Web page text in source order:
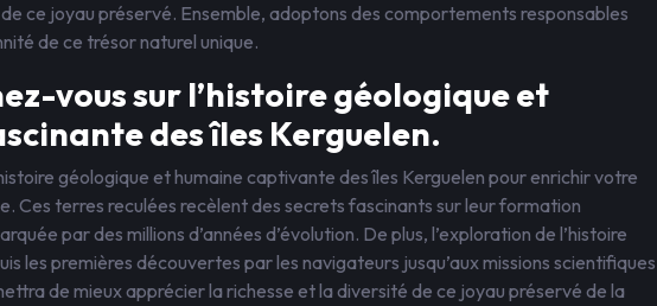
ce joyau préservé. Ensemble, adoptons des comportements responsables
de ce trésor naturel unique.
vous sur l’histoire géologique et
des îles Kerguelen.
géologique et humaine captivante des îles Kerguelen pour enrichir votre
Ces terres reculées recèlent des secrets fascinants sur leur formation
par des millions d’années d’évolution. De plus, l’exploration de l’histoire
les premières découvertes par les navigateurs jusqu’aux missions scientifiques
de mieux apprécier la richesse et la diversité de ce joyau préservé de la